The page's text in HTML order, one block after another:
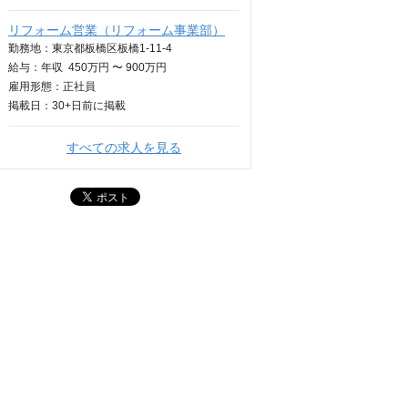
リフォーム営業（リフォーム事業部）
勤務地：東京都板橋区板橋1-11-4
給与： 年収 450万円 〜 900万円
雇用形態：正社員
掲載日： 30+日 前に掲載
すべての求人を見る